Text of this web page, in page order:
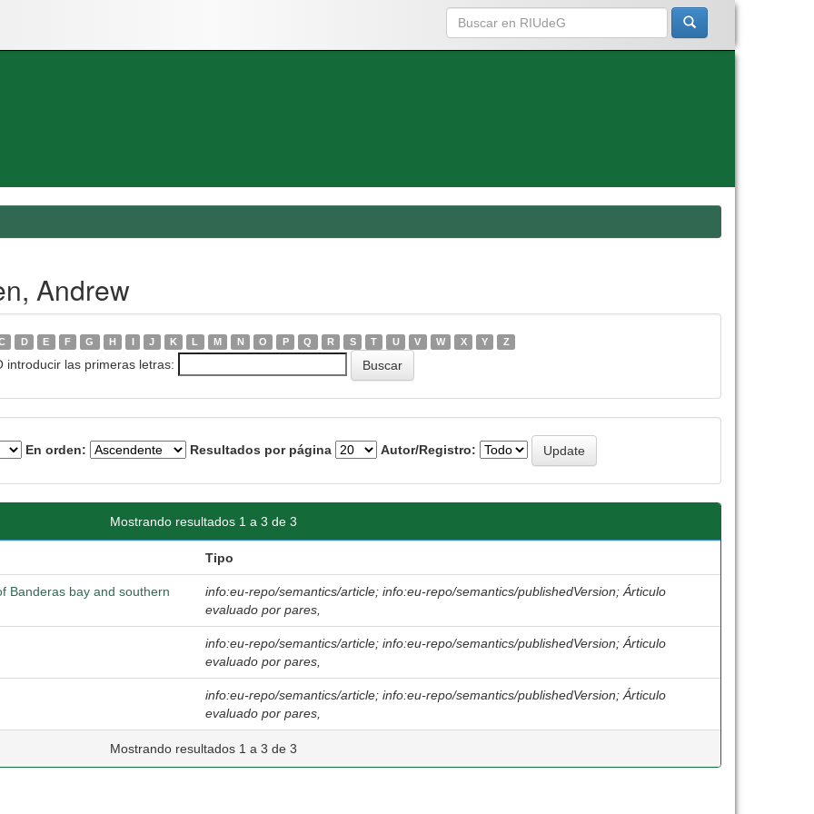
Andrew
D E F G H I J K L M N O P Q R S T U V W X Y Z
introducir las primeras letras:
En orden: Resultados por página Autor/Registro:
Mostrando resultados 1 a 3 de 3
Tipo
Banderas bay and southern
info:eu-repo/semantics/article; info:eu-repo/semantics/publishedVersion; Árticulo
evaluado por pares,
info:eu-repo/semantics/article; info:eu-repo/semantics/publishedVersion; Árticulo
evaluado por pares,
info:eu-repo/semantics/article; info:eu-repo/semantics/publishedVersion; Árticulo
evaluado por pares,
Mostrando resultados 1 a 3 de 3